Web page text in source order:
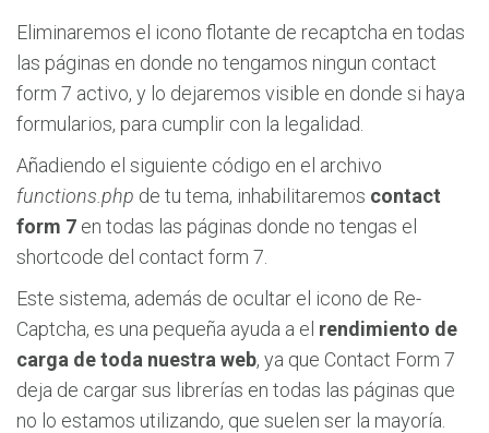
Eliminaremos el icono flotante de recaptcha en todas
las páginas en donde no tengamos ningun contact
form 7 activo, y lo dejaremos visible en donde si haya
formularios, para cumplir con la legalidad.
Añadiendo el siguiente código en el archivo
functions.php de tu tema, inhabilitaremos contact
form 7 en todas las páginas donde no tengas el
shortcode del contact form 7.
Este sistema, además de ocultar el icono de Re-
Captcha, es una pequeña ayuda a el rendimiento de
carga de toda nuestra web, ya que Contact Form 7
deja de cargar sus librerías en todas las páginas que
no lo estamos utilizando, que suelen ser la mayoría.